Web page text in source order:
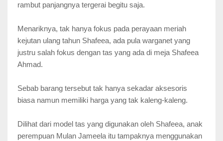
rambut panjangnya tergerai begitu saja.
Menariknya, tak hanya fokus pada perayaan meriah
kejutan ulang tahun Shafeea, ada pula warganet yang
justru salah fokus dengan tas yang ada di meja Shafeea
Ahmad.
Sebab barang tersebut tak hanya sekadar aksesoris
biasa namun memiliki harga yang tak kaleng-kaleng.
Dilihat dari model tas yang digunakan oleh Shafeea, anak
perempuan Mulan Jameela itu tampaknya menggunakan